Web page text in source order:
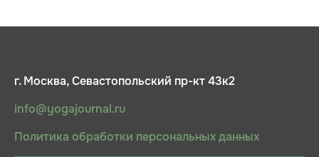
г. Москва, Севастопольский пр-кт 43к2
info@yogajournal.ru
Политика обработки персональных данных